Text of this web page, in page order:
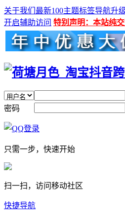
关于我们 最新100主题标签导航升
开启辅助访问 特别声明：本站纯
密码
只需一步，快速开始
扫一扫，访问移动社区
快捷导航